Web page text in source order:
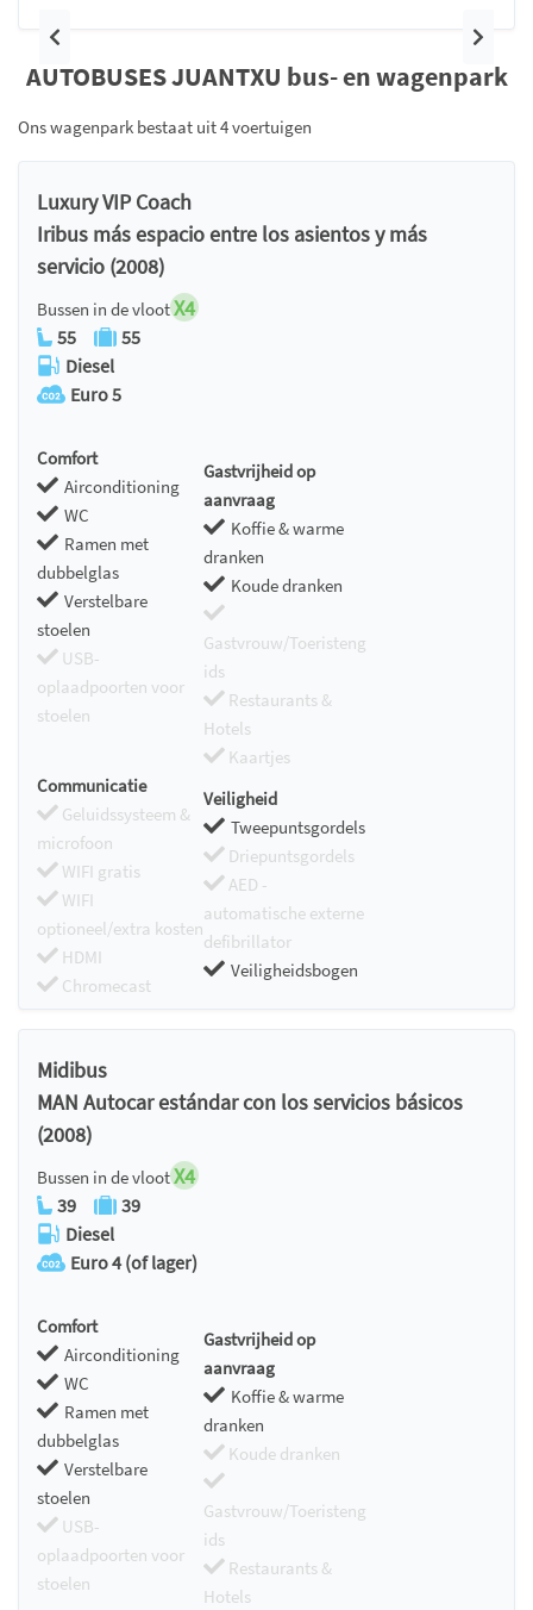
Vorige
AUTOBUSES JUANTXU bus- en wagenpark
Ons wagenpark bestaat uit 4 voertuigen
Luxury VIP Coach
Iribus más espacio entre los asientos y más
servicio (2008)
Bussen in de vlootX4
55
55
Diesel
Euro 5
Comfort
Airconditioning
WC
Ramen met
dubbelglas
Verstelbare
stoelen
USB-
oplaadpoorten voor
stoelen
Gastvrijheid op
aanvraag
Koffie & warme
dranken
Koude dranken
Gastvrouw/Toeristeng
ids
Restaurants &
Hotels
Kaartjes
Communicatie
Geluidssysteem &
microfoon
WIFI gratis
WIFI
optioneel/extra kosten
HDMI
Chromecast
Veiligheid
Tweepuntsgordels
Driepuntsgordels
AED -
automatische externe
defibrillator
Veiligheidsbogen
Midibus
MAN Autocar estándar con los servicios básicos
(2008)
Bussen in de vlootX4
39
39
Diesel
Euro 4 (of lager)
Comfort
Airconditioning
WC
Ramen met
dubbelglas
Verstelbare
stoelen
USB-
oplaadpoorten voor
stoelen
Gastvrijheid op
aanvraag
Koffie & warme
dranken
Koude dranken
Gastvrouw/Toeristeng
ids
Restaurants &
Hotels